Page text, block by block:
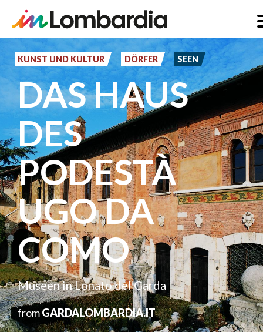
Direkt
zum
Inhalt
KUNST UND KULTUR DÖRFER SEEN
DAS HAUS
DES
PODESTÀ
UGO DA
COMO
Museen in Lonato del Garda
fromGARDALOMBARDIA.IT